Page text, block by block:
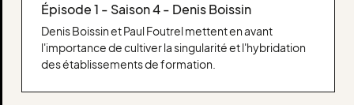
Épisode 1 - Saison 4 - Denis Boissin
Denis Boissin et Paul Foutrel mettent en avant
l'importance de cultiver la singularité et l'hybridation
des établissements de formation.